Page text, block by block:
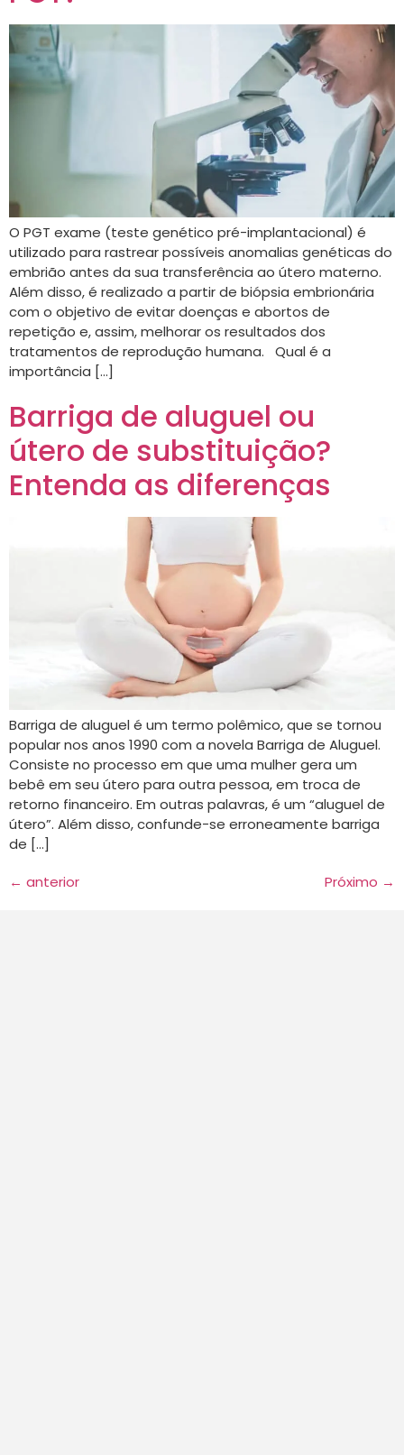
O PGT exame (teste genético pré-implantacional) é
utilizado para rastrear possíveis anomalias genéticas do
embrião antes da sua transferência ao útero materno.
Além disso, é realizado a partir de biópsia embrionária
com o objetivo de evitar doenças e abortos de
repetição e, assim, melhorar os resultados dos
tratamentos de reprodução humana. Qual é a
importância […]
Barriga de aluguel ou
útero de substituição?
Entenda as diferenças
Barriga de aluguel é um termo polêmico, que se tornou
popular nos anos 1990 com a novela Barriga de Aluguel.
Consiste no processo em que uma mulher gera um
bebê em seu útero para outra pessoa, em troca de
retorno financeiro. Em outras palavras, é um “aluguel de
útero”. Além disso, confunde-se erroneamente barriga
de […]
← anterior Próximo →